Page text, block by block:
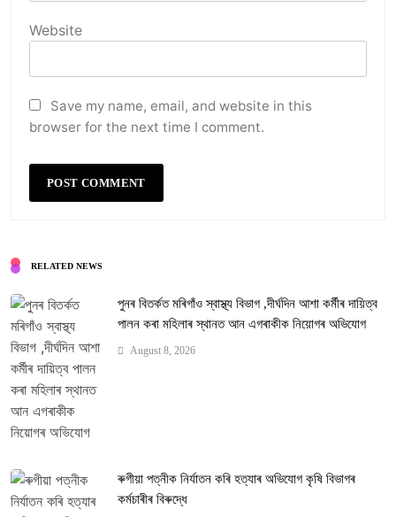
Website
Save my name, email, and website in this
browser for the next time I comment.
RELATED NEWS
পুনৰ বিতৰ্কত মৰিগাঁও স্বাস্থ্য বিভাগ ,দীৰ্ঘদিন আশা কৰ্মীৰ দায়িত্ব
পালন কৰা মহিলাৰ স্থানত আন এগৰাকীক নিয়োগৰ অভিযোগ
August 8, 2026
ৰুগীয়া পত্নীক নিৰ্যাতন কৰি হত্যাৰ অভিযোগ কৃষি বিভাগৰ
কৰ্মচাৰীৰ বিৰুদ্ধে